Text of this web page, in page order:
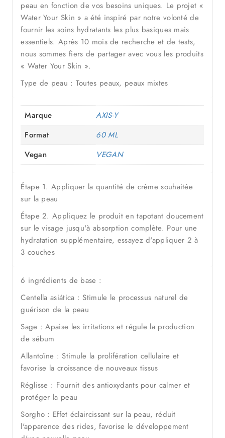
peau en fonction de vos besoins uniques. Le projet «
Water Your Skin » a été inspiré par notre volonté de
fournir les soins hydratants les plus basiques mais
essentiels. Après 10 mois de recherche et de tests,
nous sommes fiers de partager avec vous les produits
« Water Your Skin ».
Type de peau : Toutes peaux, peaux mixtes
Marque
AXIS-Y
Format
60 ML
Vegan
VEGAN
Étape 1. Appliquer la quantité de crème souhaitée
sur la peau
Étape 2. Appliquez le produit en tapotant doucement
sur le visage jusqu'à absorption complète. Pour une
hydratation supplémentaire, essayez d'appliquer 2 à
3 couches
6 ingrédients de base :
Centella asiática : Stimule le processus naturel de
guérison de la peau
Sage : Apaise les irritations et régule la production
de sébum
Allantoïne : Stimule la prolifération cellulaire et
favorise la croissance de nouveaux tissus
Réglisse : Fournit des antioxydants pour calmer et
protéger la peau
Sorgho : Effet éclaircissant sur la peau, réduit
l'apparence des rides, favorise le développement